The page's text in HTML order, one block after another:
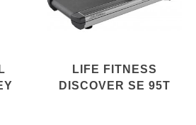
LIFE FITNESS
DISCOVER SE 95T